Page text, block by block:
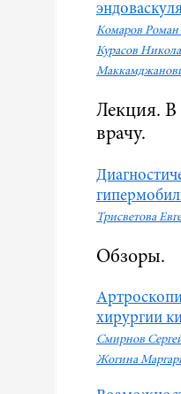
Комаров
Курасов
Лекция.
врачу.
Трисветова
Обзоры.
хирургии
Смирнов
Жогина